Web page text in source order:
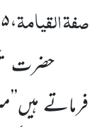
صفۃ القیامۃ،
حضرت
فرماتے